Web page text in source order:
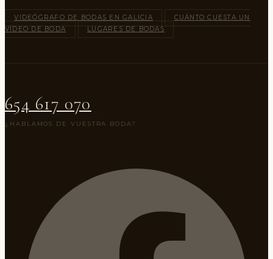
VIDEÓGRAFO DE BODAS EN GALICIA
CUÁNTO CUESTA UN
VÍDEO DE BODA
LUGARES DE BODAS
654 617 070
¿HABLAMOS DE VUESTRA BODA?